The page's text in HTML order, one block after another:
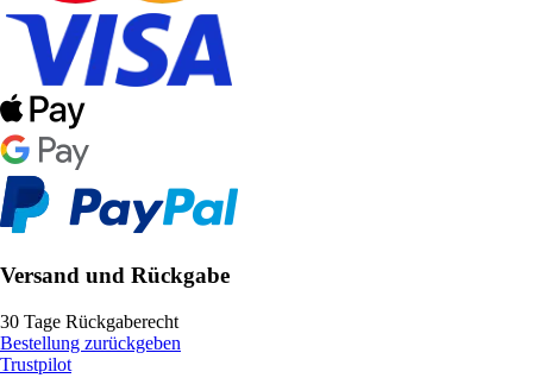
Versand und Rückgabe
30 Tage Rückgaberecht
Bestellung zurückgeben
Trustpilot